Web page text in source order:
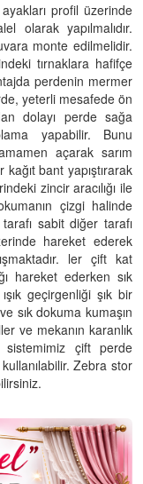
ayakları profil üzerinde
olarak yapılmalıdır.
monte edilmelidir.
tırnaklara hafifçe
perdenin mermer
yeterli mesafede ön
dolayı perde sağa
yapabilir. Bunu
açarak sarım
bant yapıştırarak
zincir aracılığı ile
çizgi halinde
sabit diğer tarafı
hareket ederek
ler çift kat
hareket ederken sık
geçirgenliği şık bir
sık dokuma kumaşın
ve mekanın karanlık
sistemimiz çift perde
Zebra stor